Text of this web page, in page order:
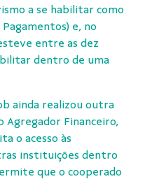
a se habilitar como
e, no
entre as dez
dentro de uma
ainda realizou outra
Agregador Financeiro,
o acesso às
instituições dentro
que o cooperado